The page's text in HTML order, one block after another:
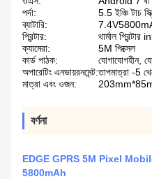
পর্দা:
5.5 ইঞ্চি টাচ
ব্যাটারি:
প্রিন্টার:
থার্মাল
ক্যামেরা:
5M পিক্সেল
কার্ড পাঠক:
যোগাযোগহীন,
অপারেটিং এনভায়রনমেন্ট:তাপমাত্রা -5
মাত্রা এবং ওজন:
বর্ণনা
EDGE GPRS 5M Pixel
5800mAh